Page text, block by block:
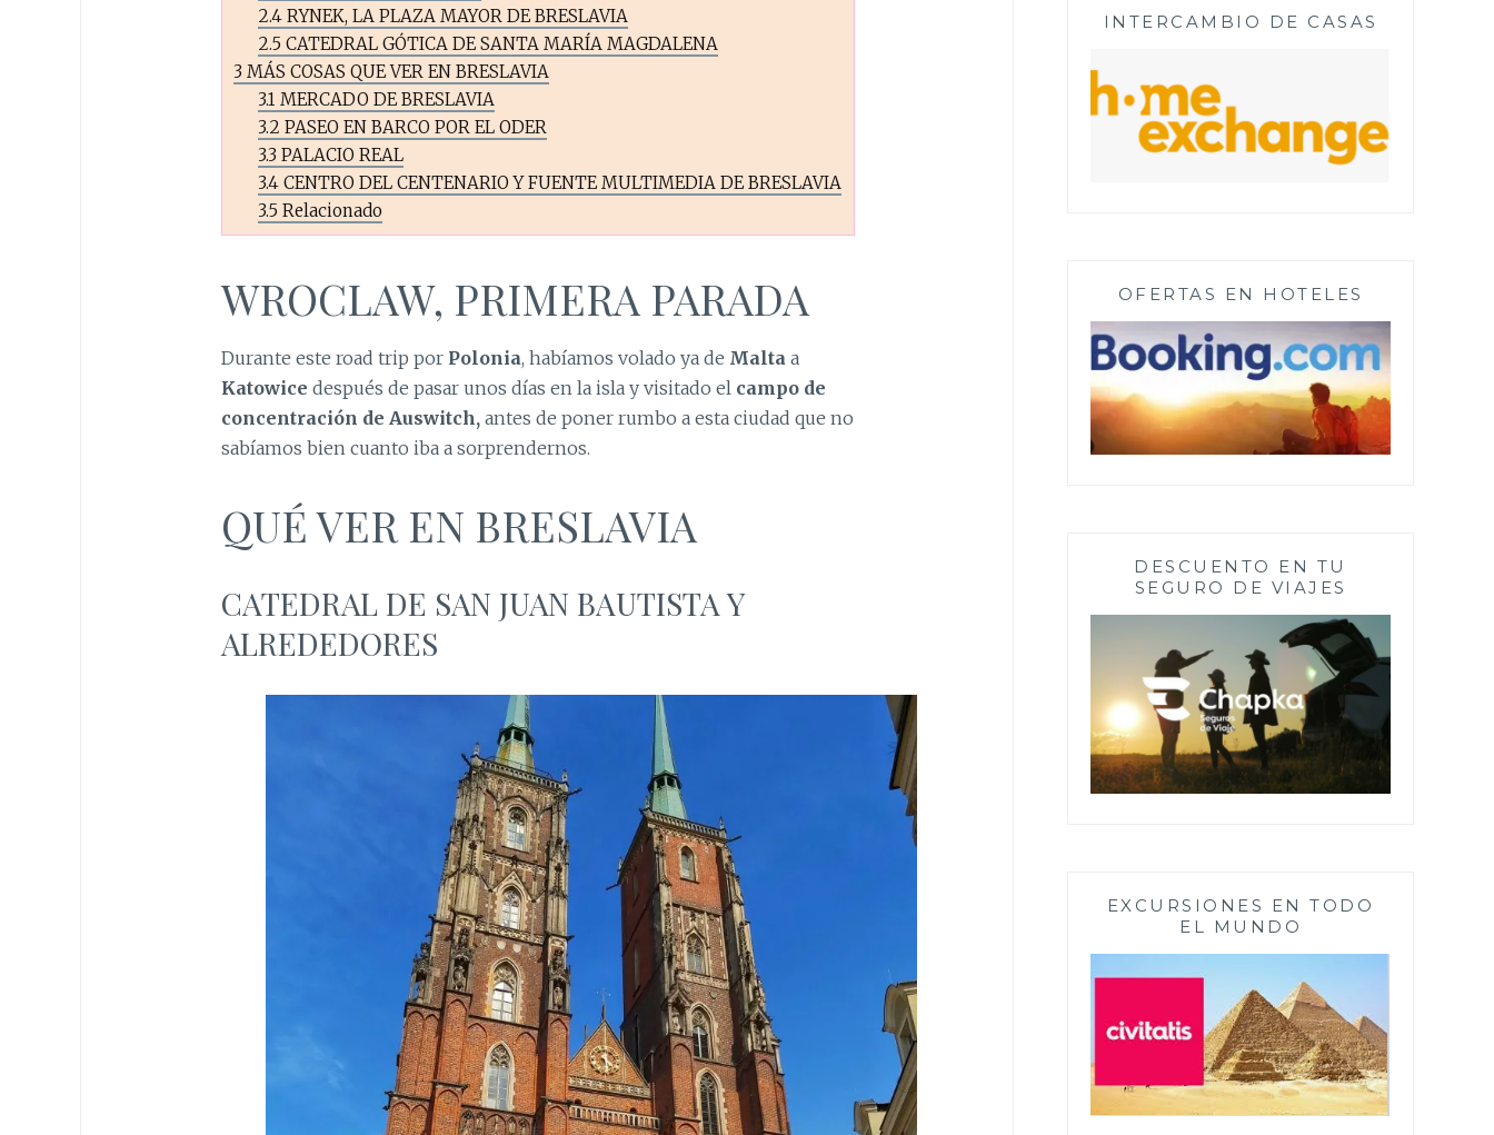
2.4 RYNEK, LA PLAZA MAYOR DE BRESLAVIA
2.5 CATEDRAL GÓTICA DE SANTA MARÍA MAGDALENA
3 MÁS COSAS QUE VER EN BRESLAVIA
3.1 MERCADO DE BRESLAVIA
3.2 PASEO EN BARCO POR EL ODER
3.3 PALACIO REAL
3.4 CENTRO DEL CENTENARIO Y FUENTE MULTIMEDIA DE BRESLAVIA
3.5 Relacionado
WROCLAW, PRIMERA PARADA
Durante este road trip por Polonia, habíamos volado ya de Malta a
Katowice después de pasar unos días en la isla y visitado el campo de
concentración de Auswitch, antes de poner rumbo a esta ciudad que no
sabíamos bien cuanto iba a sorprendernos.
QUÉ VER EN BRESLAVIA
CATEDRAL DE SAN JUAN BAUTISTA Y
ALREDEDORES
INTERCAMBIO DE CASAS
OFERTAS EN HOTELES
DESCUENTO EN TU
SEGURO DE VIAJES
EXCURSIONES EN TODO
EL MUNDO